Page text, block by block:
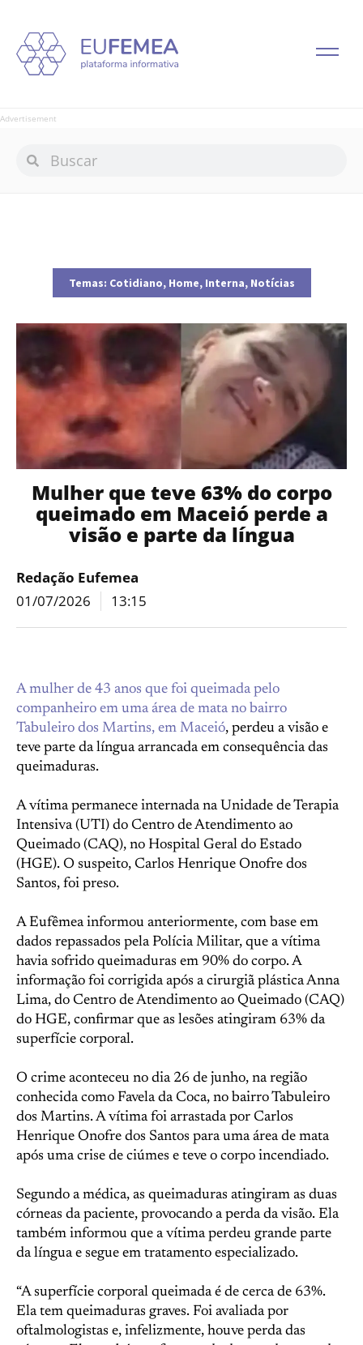
Advertisement
Temas: Cotidiano, Home, Interna, Notícias
Mulher que teve 63% do corpo
queimado em Maceió perde a
visão e parte da língua
Redação Eufemea
01/07/2026
13:15
A mulher de 43 anos que foi queimada pelo
companheiro em uma área de mata no bairro
Tabuleiro dos Martins, em Maceió, perdeu a visão e
teve parte da língua arrancada em consequência das
queimaduras.
A vítima permanece internada na Unidade de Terapia
Intensiva (UTI) do Centro de Atendimento ao
Queimado (CAQ), no Hospital Geral do Estado
(HGE). O suspeito, Carlos Henrique Onofre dos
Santos, foi preso.
A Eufêmea informou anteriormente, com base em
dados repassados pela Polícia Militar, que a vítima
havia sofrido queimaduras em 90% do corpo. A
informação foi corrigida após a cirurgiã plástica Anna
Lima, do Centro de Atendimento ao Queimado (CAQ)
do HGE, confirmar que as lesões atingiram 63% da
superfície corporal.
O crime aconteceu no dia 26 de junho, na região
conhecida como Favela da Coca, no bairro Tabuleiro
dos Martins. A vítima foi arrastada por Carlos
Henrique Onofre dos Santos para uma área de mata
após uma crise de ciúmes e teve o corpo incendiado.
Segundo a médica, as queimaduras atingiram as duas
córneas da paciente, provocando a perda da visão. Ela
também informou que a vítima perdeu grande parte
da língua e segue em tratamento especializado.
“A superfície corporal queimada é de cerca de 63%.
Ela tem queimaduras graves. Foi avaliada por
oftalmologistas e, infelizmente, houve perda das